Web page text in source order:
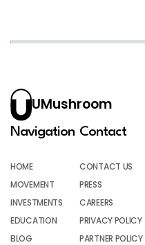
UMushroom
Navigation
HOME
MOVEMENT
INVESTMENTS
EDUCATION
BLOG
Contact
CONTACT US
PRESS
CAREERS
PRIVACY POLICY
PARTNER POLICY